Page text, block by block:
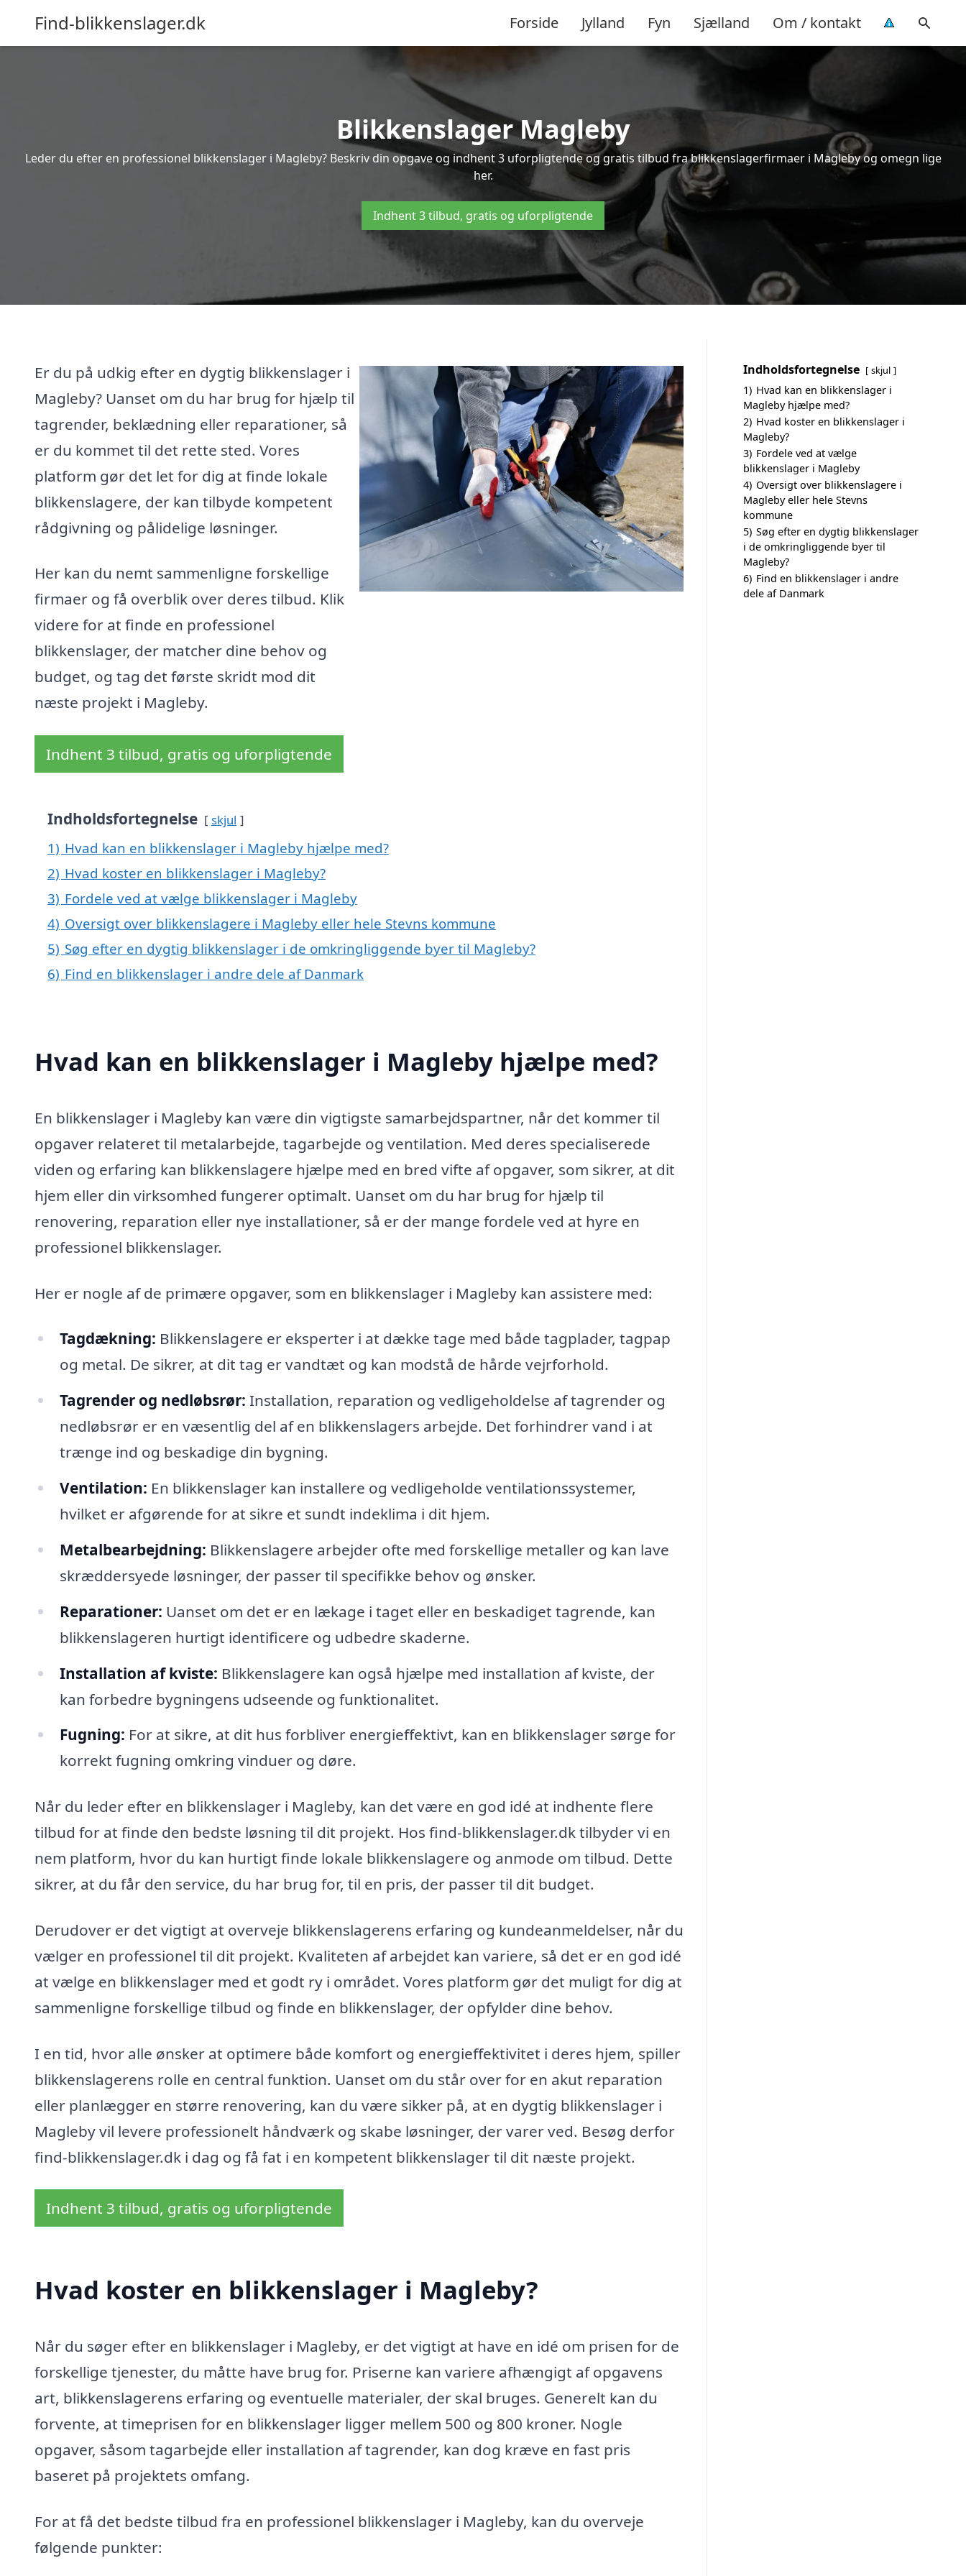
Find-blikkenslager.dk Forside Jylland Fyn Sjælland Om / kontakt
Blikkenslager Magleby
Leder du efter en professionel blikkenslager i Magleby? Beskriv din opgave og indhent 3 uforpligtende og gratis tilbud fra blikkenslagerfirmaer i Magleby og omegn lige
her.
Indhent 3 tilbud, gratis og uforpligtende
Er du på udkig efter en dygtig blikkenslager i
Magleby? Uanset om du har brug for hjælp til
tagrender, beklædning eller reparationer, så
er du kommet til det rette sted. Vores
platform gør det let for dig at finde lokale
blikkenslagere, der kan tilbyde kompetent
rådgivning og pålidelige løsninger.
Her kan du nemt sammenligne forskellige
firmaer og få overblik over deres tilbud. Klik
videre for at finde en professionel
blikkenslager, der matcher dine behov og
budget, og tag det første skridt mod dit
næste projekt i Magleby.
Indhent 3 tilbud, gratis og uforpligtende
Indholdsfortegnelse skjul
1) Hvad kan en blikkenslager i Magleby hjælpe med?
2) Hvad koster en blikkenslager i Magleby?
3) Fordele ved at vælge blikkenslager i Magleby
4) Oversigt over blikkenslagere i Magleby eller hele Stevns kommune
5) Søg efter en dygtig blikkenslager i de omkringliggende byer til Magleby?
6) Find en blikkenslager i andre dele af Danmark
Hvad kan en blikkenslager i Magleby hjælpe med?
En blikkenslager i Magleby kan være din vigtigste samarbejdspartner, når det kommer til
opgaver relateret til metalarbejde, tagarbejde og ventilation. Med deres specialiserede
viden og erfaring kan blikkenslagere hjælpe med en bred vifte af opgaver, som sikrer, at dit
hjem eller din virksomhed fungerer optimalt. Uanset om du har brug for hjælp til
renovering, reparation eller nye installationer, så er der mange fordele ved at hyre en
professionel blikkenslager.
Her er nogle af de primære opgaver, som en blikkenslager i Magleby kan assistere med:
Tagdækning: Blikkenslagere er eksperter i at dække tage med både tagplader, tagpap
og metal. De sikrer, at dit tag er vandtæt og kan modstå de hårde vejrforhold.
Tagrender og nedløbsrør: Installation, reparation og vedligeholdelse af tagrender og
nedløbsrør er en væsentlig del af en blikkenslagers arbejde. Det forhindrer vand i at
trænge ind og beskadige din bygning.
Ventilation: En blikkenslager kan installere og vedligeholde ventilationssystemer,
hvilket er afgørende for at sikre et sundt indeklima i dit hjem.
Metalbearbejdning: Blikkenslagere arbejder ofte med forskellige metaller og kan lave
skræddersyede løsninger, der passer til specifikke behov og ønsker.
Reparationer: Uanset om det er en lækage i taget eller en beskadiget tagrende, kan
blikkenslageren hurtigt identificere og udbedre skaderne.
Installation af kviste: Blikkenslagere kan også hjælpe med installation af kviste, der
kan forbedre bygningens udseende og funktionalitet.
Fugning: For at sikre, at dit hus forbliver energieffektivt, kan en blikkenslager sørge for
korrekt fugning omkring vinduer og døre.
Når du leder efter en blikkenslager i Magleby, kan det være en god idé at indhente flere
tilbud for at finde den bedste løsning til dit projekt. Hos find-blikkenslager.dk tilbyder vi en
nem platform, hvor du kan hurtigt finde lokale blikkenslagere og anmode om tilbud. Dette
sikrer, at du får den service, du har brug for, til en pris, der passer til dit budget.
Derudover er det vigtigt at overveje blikkenslagerens erfaring og kundeanmeldelser, når du
vælger en professionel til dit projekt. Kvaliteten af arbejdet kan variere, så det er en god idé
at vælge en blikkenslager med et godt ry i området. Vores platform gør det muligt for dig at
sammenligne forskellige tilbud og finde en blikkenslager, der opfylder dine behov.
I en tid, hvor alle ønsker at optimere både komfort og energieffektivitet i deres hjem, spiller
blikkenslagerens rolle en central funktion. Uanset om du står over for en akut reparation
eller planlægger en større renovering, kan du være sikker på, at en dygtig blikkenslager i
Magleby vil levere professionelt håndværk og skabe løsninger, der varer ved. Besøg derfor
find-blikkenslager.dk i dag og få fat i en kompetent blikkenslager til dit næste projekt.
Indhent 3 tilbud, gratis og uforpligtende
Hvad koster en blikkenslager i Magleby?
Når du søger efter en blikkenslager i Magleby, er det vigtigt at have en idé om prisen for de
forskellige tjenester, du måtte have brug for. Priserne kan variere afhængigt af opgavens
art, blikkenslagerens erfaring og eventuelle materialer, der skal bruges. Generelt kan du
forvente, at timeprisen for en blikkenslager ligger mellem 500 og 800 kroner. Nogle
opgaver, såsom tagarbejde eller installation af tagrender, kan dog kræve en fast pris
baseret på projektets omfang.
For at få det bedste tilbud fra en professionel blikkenslager i Magleby, kan du overveje
følgende punkter:
Indholdsfortegnelse skjul
1) Hvad kan en blikkenslager i
Magleby hjælpe med?
2) Hvad koster en blikkenslager i
Magleby?
3) Fordele ved at vælge
blikkenslager i Magleby
4) Oversigt over blikkenslagere i
Magleby eller hele Stevns
kommune
5) Søg efter en dygtig blikkenslager
i de omkringliggende byer til
Magleby?
6) Find en blikkenslager i andre
dele af Danmark